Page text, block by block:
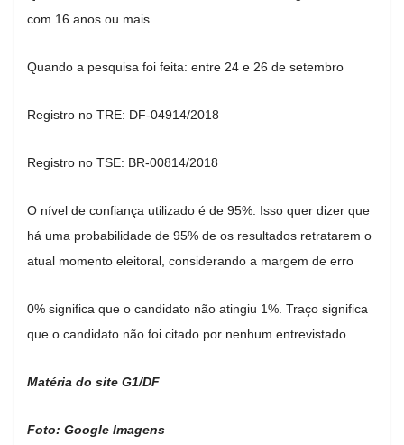
com 16 anos ou mais
Quando a pesquisa foi feita: entre 24 e 26 de setembro
Registro no TRE: DF-04914/2018
Registro no TSE: BR-00814/2018
O nível de confiança utilizado é de 95%. Isso quer dizer que
há uma probabilidade de 95% de os resultados retratarem o
atual momento eleitoral, considerando a margem de erro
0% significa que o candidato não atingiu 1%. Traço significa
que o candidato não foi citado por nenhum entrevistado
Matéria do site G1/DF
Foto: Google Imagens